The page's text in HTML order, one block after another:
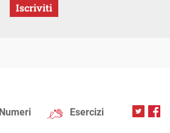
Iscriviti
Numeri Esercizi